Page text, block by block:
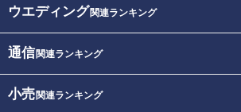
ウエディング関連ランキング
通信関連ランキング
小売関連ランキング